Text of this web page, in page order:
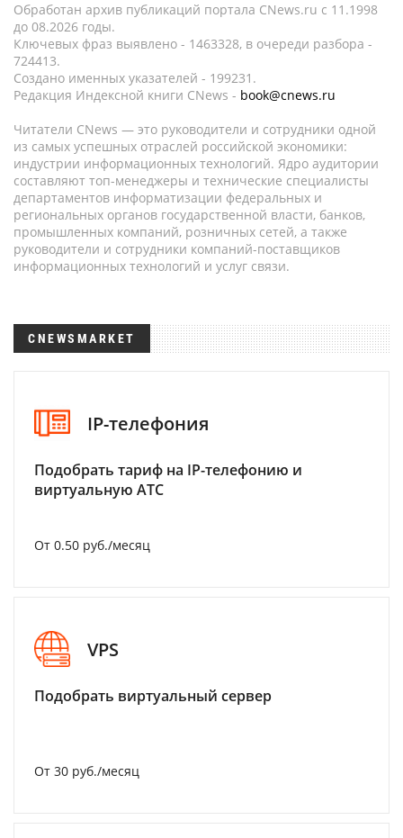
Обработан архив публикаций портала CNews.ru c 11.1998
до 08.2026 годы.
Ключевых фраз выявлено - 1463328, в очереди разбора -
724413.
Создано именных указателей - 199231.
Редакция Индексной книги CNews - book@cnews.ru
Читатели CNews — это руководители и сотрудники одной
из самых успешных отраслей российской экономики:
индустрии информационных технологий. Ядро аудитории
составляют топ-менеджеры и технические специалисты
департаментов информатизации федеральных и
региональных органов государственной власти, банков,
промышленных компаний, розничных сетей, а также
руководители и сотрудники компаний-поставщиков
информационных технологий и услуг связи.
CNEWSMARKET
IP-телефония
Подобрать тариф на IP-телефонию и
виртуальную АТС
От 0.50 руб./месяц
VPS
Подобрать виртуальный сервер
От 30 руб./месяц